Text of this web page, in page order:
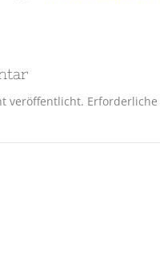
veröffentlicht.